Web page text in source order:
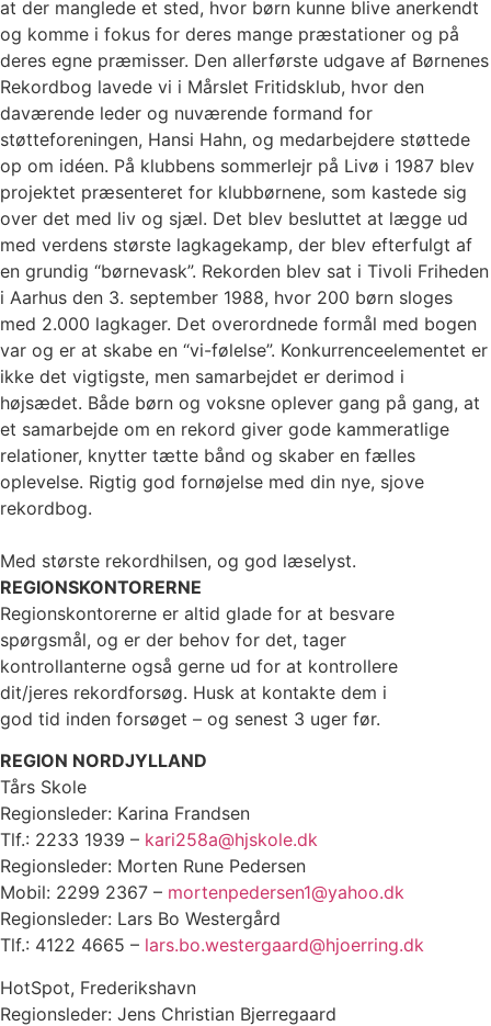
at der manglede et sted, hvor børn kunne blive anerkendt
og komme i fokus for deres mange præstationer og på
deres egne præmisser. Den allerførste udgave af Børnenes
Rekordbog lavede vi i Mårslet Fritidsklub, hvor den
daværende leder og nuværende formand for
støtteforeningen, Hansi Hahn, og medarbejdere støttede
op om idéen. På klubbens sommerlejr på Livø i 1987 blev
projektet præsenteret for klubbørnene, som kastede sig
over det med liv og sjæl. Det blev besluttet at lægge ud
med verdens største lagkagekamp, der blev efterfulgt af
en grundig “børnevask”. Rekorden blev sat i Tivoli Friheden
i Aarhus den 3. september 1988, hvor 200 børn sloges
med 2.000 lagkager. Det overordnede formål med bogen
var og er at skabe en “vi-følelse”. Konkurrenceelementet er
ikke det vigtigste, men samarbejdet er derimod i
højsædet. Både børn og voksne oplever gang på gang, at
et samarbejde om en rekord giver gode kammeratlige
relationer, knytter tætte bånd og skaber en fælles
oplevelse. Rigtig god fornøjelse med din nye, sjove
rekordbog.
Med største rekordhilsen, og god læselyst.
REGIONSKONTORERNE
Regionskontorerne er altid glade for at besvare
spørgsmål, og er der behov for det, tager
kontrollanterne også gerne ud for at kontrollere
dit/jeres rekordforsøg. Husk at kontakte dem i
god tid inden forsøget – og senest 3 uger før.
REGION NORDJYLLAND
Tårs Skole
Regionsleder: Karina Frandsen
Tlf.: 2233 1939 – kari258a@hjskole.dk
Regionsleder: Morten Rune Pedersen
Mobil: 2299 2367 – mortenpedersen1@yahoo.dk
Regionsleder: Lars Bo Westergård
Tlf.: 4122 4665 – lars.bo.westergaard@hjoerring.dk
HotSpot, Frederikshavn
Regionsleder: Jens Christian Bjerregaard